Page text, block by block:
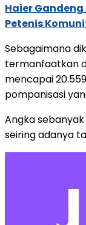
Haier Gandeng
Petenis
Sebagaimana
termanfaatkan
mencapai
pompanisasi
Angka
seiring adanya